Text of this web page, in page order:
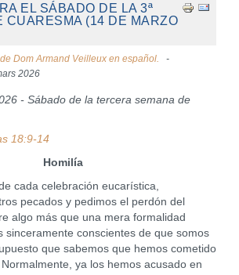
EL SÁBADO DE LA 3ª
CUARESMA (14 DE MARZO
Dom Armand Veilleux en español.
2026
- Sábado de la tercera semana de
18:9-14
Homilía
celebración eucarística,
pecados y pedimos el perdón del
algo más que una mera formalidad
sinceramente conscientes de que somos
que sabemos que hemos cometido
ya los hemos acusado en